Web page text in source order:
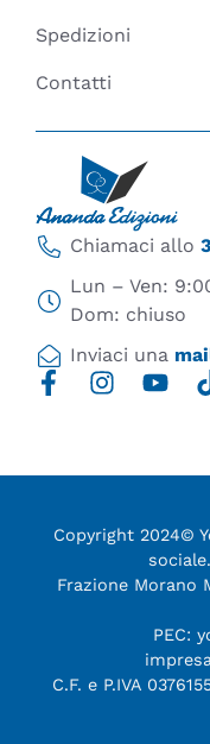
Chiamaci allo
Lun – Ven:
Dom: chiuso
Inviaci una
Spedizioni
Contatti
Copyright 2024©
Frazione Morano
PEC:
C.F. e P.IVA